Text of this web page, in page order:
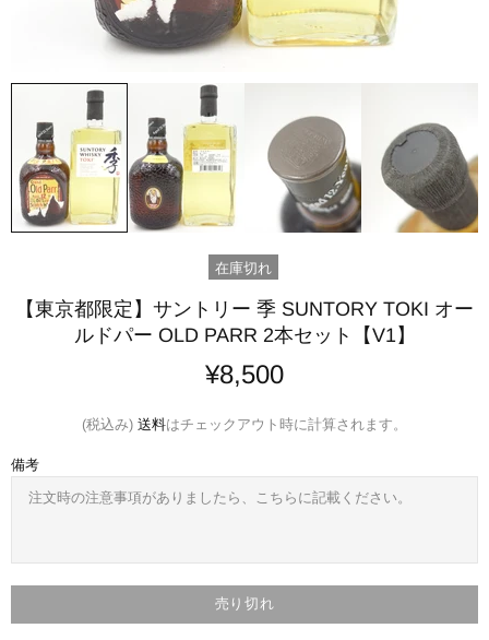
在庫切れ
【東京都限定】サントリー 季 SUNTORY TOKI オー
ルドパー OLD PARR 2本セット【V1】
¥8,500
(税込み) 送料はチェックアウト時に計算されます。
備考
売り切れ